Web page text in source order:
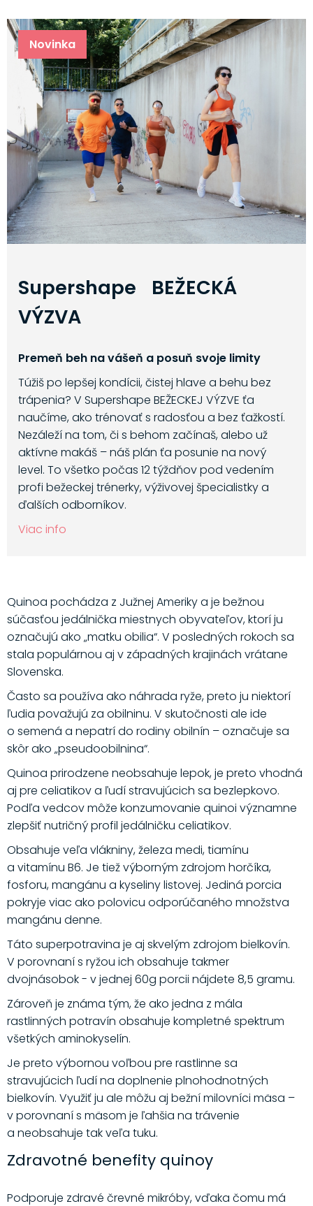
Novinka
Supershape BEŽECKÁ
VÝZVA
Premeň beh na vášeň a posuň svoje limity
Túžiš po lepšej kondícii, čistej hlave a behu bez
trápenia? V Supershape BEŽECKEJ VÝZVE ťa
naučíme, ako trénovať s radosťou a bez ťažkostí.
Nezáleží na tom, či s behom začínaš, alebo už
aktívne makáš – náš plán ťa posunie na nový
level. To všetko počas 12 týždňov pod vedením
profi bežeckej trénerky, výživovej špecialistky a
ďalších odborníkov.
Viac info
Quinoa pochádza z Južnej Ameriky a je bežnou
súčasťou jedálnička miestnych obyvateľov, ktorí ju
označujú ako „matku obilia“. V posledných rokoch sa
stala populárnou aj v západných krajinách vrátane
Slovenska.
Často sa používa ako náhrada ryže, preto ju niektorí
ľudia považujú za obilninu. V skutočnosti ale ide
o semená a nepatrí do rodiny obilnín – označuje sa
skôr ako „pseudoobilnina“.
Quinoa prirodzene neobsahuje lepok, je preto vhodná
aj pre celiatikov a ľudí stravujúcich sa bezlepkovo.
Podľa vedcov môže konzumovanie quinoi významne
zlepšiť nutričný profil jedálničku celiatikov.
Obsahuje veľa vlákniny, železa medi, tiamínu
a vitamínu B6. Je tiež výborným zdrojom horčíka,
fosforu, mangánu a kyseliny listovej. Jediná porcia
pokryje viac ako polovicu odporúčaného množstva
mangánu denne.
Táto superpotravina je aj skvelým zdrojom bielkovín.
V porovnaní s ryžou ich obsahuje takmer
dvojnásobok - v jednej 60g porcii nájdete 8,5 gramu.
Zároveň je známa tým, že ako jedna z mála
rastlinných potravín obsahuje kompletné spektrum
všetkých aminokyselín.
Je preto výbornou voľbou pre rastlinne sa
stravujúcich ľudí na doplnenie plnohodnotných
bielkovín. Využiť ju ale môžu aj bežní milovníci mäsa –
v porovnaní s mäsom je ľahšia na trávenie
a neobsahuje tak veľa tuku.
Zdravotné benefity quinoy
Podporuje zdravé črevné mikróby, vďaka čomu má